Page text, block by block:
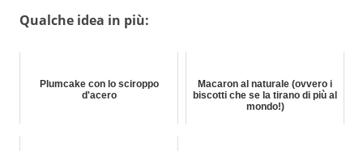
Qualche idea in più:
Plumcake con lo sciroppo
d'acero
Macaron al naturale (ovvero i
biscotti che se la tirano di più al
mondo!)